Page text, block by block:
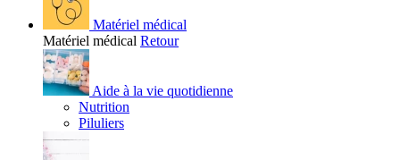
Matériel médical
Matériel médical Retour
Aide à la vie quotidienne
Nutrition
Piluliers